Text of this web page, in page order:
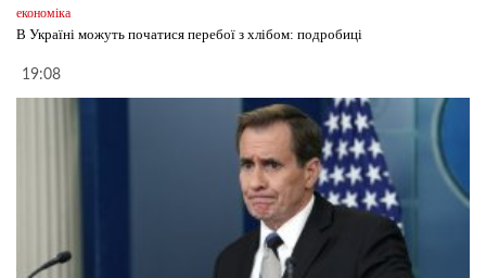
економіка
В Україні можуть початися перебої з хлібом: подробиці
19:08